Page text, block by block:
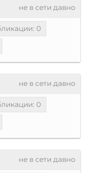
не в сети давно
0
не в сети давно
0
не в сети давно